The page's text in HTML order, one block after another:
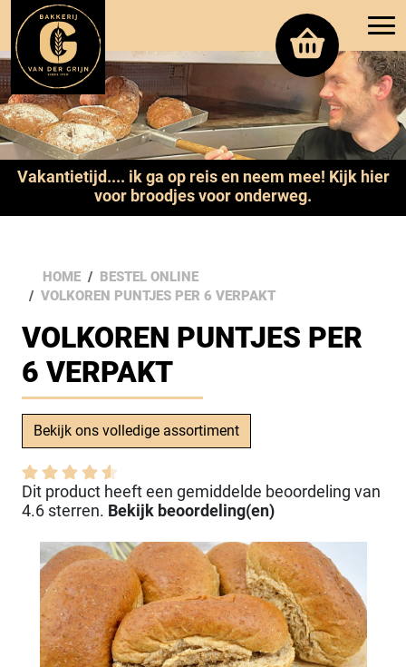
Vakantietijd.... ik ga op reis en neem mee! Kijk hier
voor broodjes voor onderweg.
HOME
BESTEL ONLINE
VOLKOREN PUNTJES PER 6 VERPAKT
VOLKOREN PUNTJES PER
6 VERPAKT
Bekijk ons volledige assortiment
Dit product heeft een gemiddelde beoordeling van
4.6 sterren. Bekijk beoordeling(en)